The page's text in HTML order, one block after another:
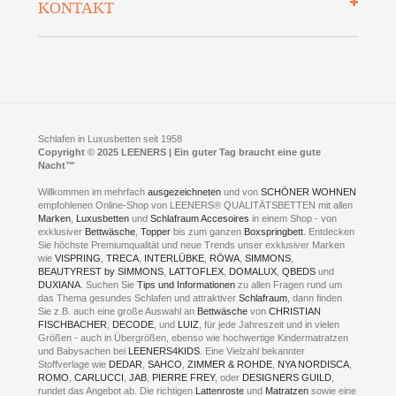
Preisgarantie
Presse
Jobs
Fotoalbum
Kontakt
KONTAKT
Neuer Showroom für unsere Onlineartikel.
Kontakt via:WhatsApp
Kontakt via:eMail
mögliche Zeiten für eine Showroom Terminreservierung
MO und DI geschlossen
MI - FR 11 bis 17 Uhr
SA 11 bis 15 Uhr
ONLINEBERATUNG UND
TERMIN- RESERVIERUNG
Schlafen in Luxusbetten seit 1958
Copyright © 2025 LEENERS | Ein guter Tag braucht eine gute
Nacht™
Willkommen im mehrfachausgezeichnetenund vonSCHÖNER WOHNEN
empfohlenen Online-Shop von LEENERS® QUALITÄTSBETTEN mit allen
Marken Luxusbetten undSchlafraum Accesoires in einem Shop - von
exklusiver Bettwäsche ,Topper bis zum ganzen Boxspringbett . Entdecken
Sie höchste Premiumqualität und neue Trends unser exklusiver Marken
wieVISPRING ,TRECA INTERLÜBKE RÖWA ,SIMMONS
BEAUTYREST by SIMMONS LATTOFLEX DOMALUX ,QBEDS und
DUXIANA . Suchen SieTips und Informationen zu allen Fragen rund um
das Thema gesundes Schlafen und attraktiverSchlafraum , dann finden
Sie z.B. auch eine große Auswahl an Bettwäsche vonCHRISTIAN
FISCHBACHER
DECODE , und LUIZ , für jede Jahreszeit und in vielen
Größen - auch in Übergrößen, ebenso wie hochwertige Kindermatratzen
und Babysachen bei LEENERS4KIDS . Eine Vielzahl bekannter
Stoffverlage wie DEDAR ,SAHCO ,ZIMMER & ROHDE NYA NORDISCA
ROMO ,CARLUCCI ,JAB PIERRE FREY, oder DESIGNERS GUILD
rundet das Angebot ab. Die richtigen Lattenroste und Matratzen sowie eine